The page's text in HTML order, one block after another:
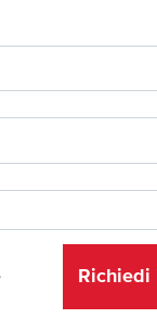
Richiedi